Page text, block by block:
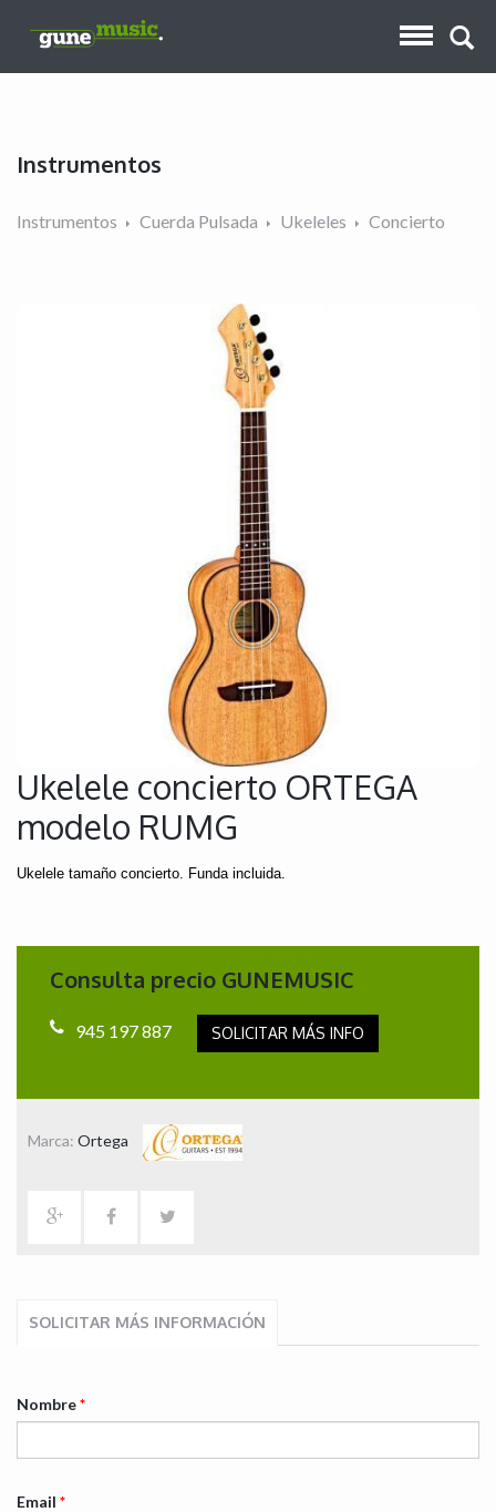
Instrumentos
Instrumentos Cuerda Pulsada Ukeleles Concierto
Ukelele concierto ORTEGA
modelo RUMG
Ukelele tamaño concierto. Funda incluida.
Consulta precio GUNEMUSIC
945 197 887 SOLICITAR MÁS INFO
Marca: Ortega
SOLICITAR MÁS INFORMACIÓN
Nombre*
Email *